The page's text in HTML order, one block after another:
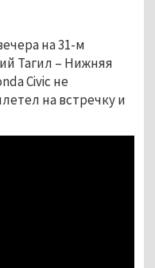
на 31-м
Тагил – Нижняя
Civic не
на встречку и